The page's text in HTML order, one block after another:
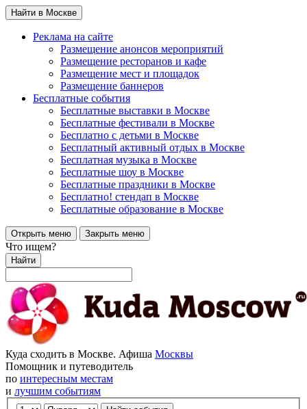
Найти в Москве
Реклама на сайте
Размещение анонсов мероприятий
Размещение ресторанов и кафе
Размещение мест и площадок
Размещение баннеров
Бесплатные события
Бесплатные выставки в Москве
Бесплатные фестивали в Москве
Бесплатно с детьми в Москве
Бесплатный активный отдых в Москве
Бесплатная музыка в Москве
Бесплатные шоу в Москве
Бесплатные праздники в Москве
Бесплатно! стендап в Москве
Бесплатные образование в Москве
Открыть меню Закрыть меню
Что ищем?
Найти
Куда сходить в Москве. Афиша Москвы
Помощник и путеводитель
по интересным местам
и лучшим событиям